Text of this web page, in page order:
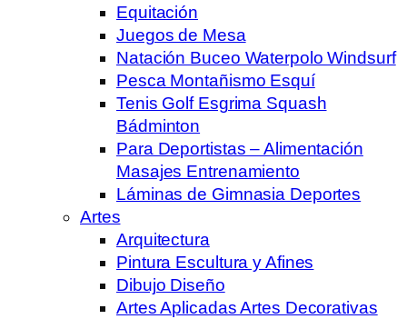
Equitación
Juegos de Mesa
Natación Buceo Waterpolo Windsurf
Pesca Montañismo Esquí
Tenis Golf Esgrima Squash
Bádminton
Para Deportistas – Alimentación
Masajes Entrenamiento
Láminas de Gimnasia Deportes
Artes
Arquitectura
Pintura Escultura y Afines
Dibujo Diseño
Artes Aplicadas Artes Decorativas